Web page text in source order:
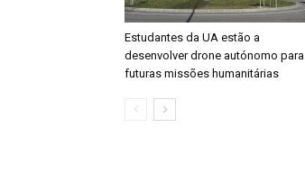
Estudantes da UA estão a
desenvolver drone autónomo para
futuras missões humanitárias